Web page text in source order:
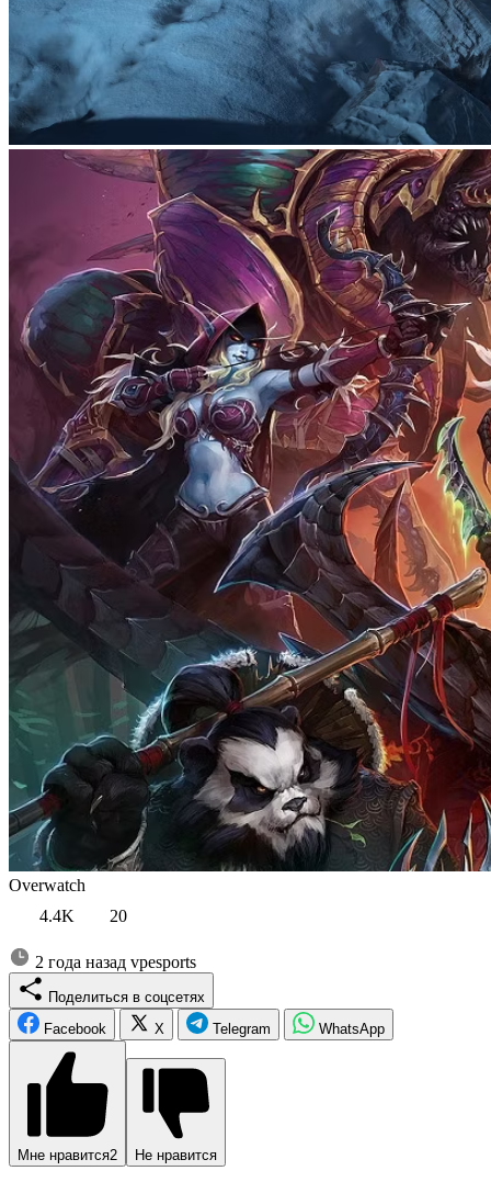
Overwatch
4.4K
20
2 года назад vpesports
Поделиться в соцсетях
Facebook
X Telegram WhatsApp
Мне нравится2 Не нравится